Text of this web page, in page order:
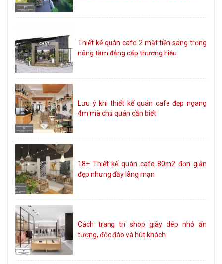
Thiết kế quán cafe 2 mặt tiền sang trọng
nâng tầm đẳng cấp thương hiệu
Lưu ý khi thiết kế quán cafe đẹp ngang
4m mà chủ quán cần biết
18+ Thiết kế quán cafe 80m2 đơn giản
đẹp nhưng đầy lãng mạn
Cách trang trí shop giày dép nhỏ ấn
tượng, độc đáo và hút khách